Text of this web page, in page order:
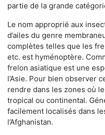
partie de la grande
Le nom approprié aux
d’ailes du genre
complètes telles que les
etc. est hyménoptère.
frelon asiatique est une
l’Asie. Pour bien observer
rendre dans les zones où
tropical ou continental.
facilement localisés dans
l’Afghanistan.